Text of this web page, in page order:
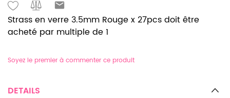
Strass en verre 3.5mm Rouge x 27pcs doit être
acheté par multiple de 1
Soyez le premier à commenter ce produit
DETAILS